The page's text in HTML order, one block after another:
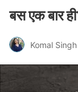
बस एक बार
Komal Singh